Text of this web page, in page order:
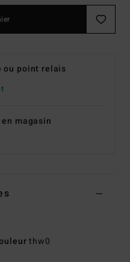
ou point relais
magasin
thw0